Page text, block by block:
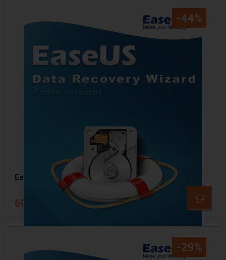
-44%
EaseUS Data Recovery Wizard Pro
69,99 € 126,96 €
-29%